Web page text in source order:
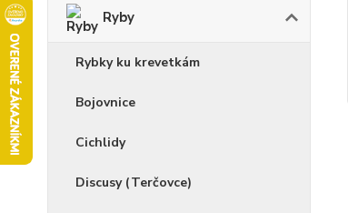
Ryby
Rybky ku krevetkám
Bojovnice
Cichlidy
Discusy (Terčovce)